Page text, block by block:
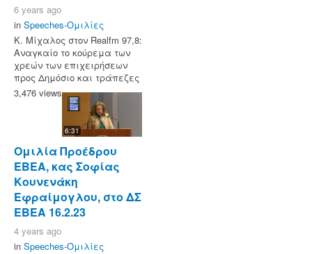
6 years ago
in Speeches-Ομιλίες
Κ. Μίχαλος στον Realfm 97,8:
Αναγκαίο το κούρεμα των
χρεών των επιχειρήσεων
προς Δημόσιο και τράπεζες
3,476 views
6:31
Ομιλία Προέδρου
ΕΒΕΑ, κας Σοφίας
Κουνενάκη
Εφραίμογλου, στο ΔΣ
EBEA 16.2.23
4 years ago
in Speeches-Ομιλίες